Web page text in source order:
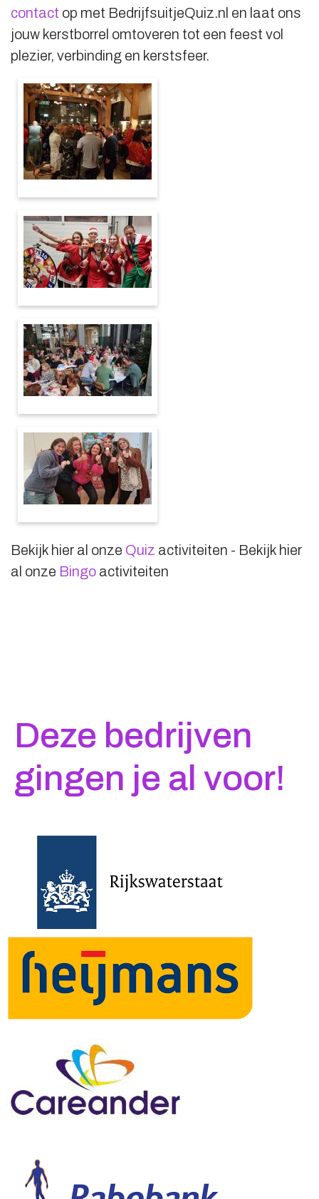
contact op met BedrijfsuitjeQuiz.nl en laat ons
jouw kerstborrel omtoveren tot een feest vol
plezier, verbinding en kerstsfeer.
Bekijk hier al onze Quiz activiteiten - Bekijk hier
al onze Bingo activiteiten
Deze bedrijven
gingen je al voor!